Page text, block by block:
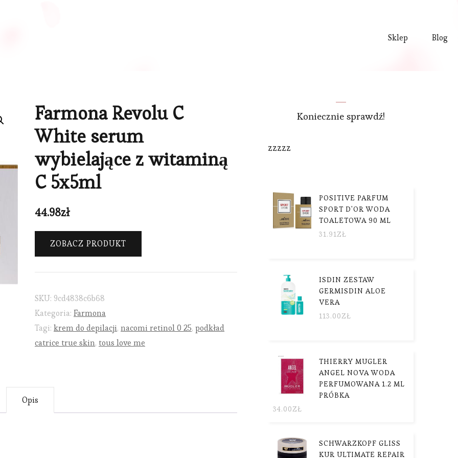
Sklep Blog
Farmona Revolu C
White serum
wybielające z witaminą
C 5x5ml
44.98zł
ZOBACZ PRODUKT
SKU: 9cd4838c6b68
Kategoria: Farmona
Tagi: krem do depilacji, nacomi retinol 0 25, podkład
catrice true skin, tous love me
Opis
Koniecznie sprawdź!
zzzzz
POSITIVE PARFUM
SPORT D'OR WODA
TOALETOWA 90 ML
31.91ZŁ
ISDIN ZESTAW
GERMISDIN ALOE
VERA
113.00ZŁ
THIERRY MUGLER
ANGEL NOVA WODA
PERFUMOWANA 1.2 ML
PRÓBKA
34.00ZŁ
SCHWARZKOPF GLISS
KUR ULTIMATE REPAIR